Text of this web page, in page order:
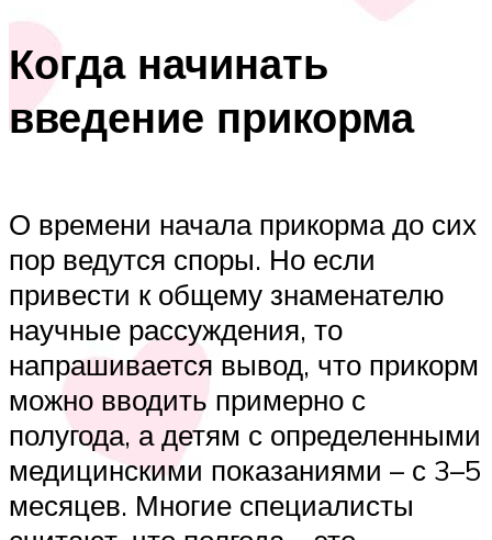
Когда начинать
введение прикорма
О времени начала прикорма до сих
пор ведутся споры. Но если
привести к общему знаменателю
научные рассуждения, то
напрашивается вывод, что прикорм
можно вводить примерно с
полугода, а детям с определенными
медицинскими показаниями – с 3–5
месяцев. Многие специалисты